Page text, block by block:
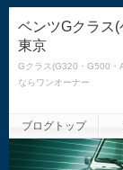
ベンツGクラス
東京
Gクラス(G320・G500・
ならワンオーナー
ブログトップ